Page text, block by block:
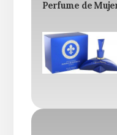
Perfume de